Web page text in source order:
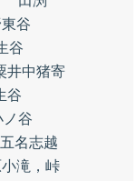
谷
谷
井中猪寄
谷
ノ谷
五名志越
滝，峠